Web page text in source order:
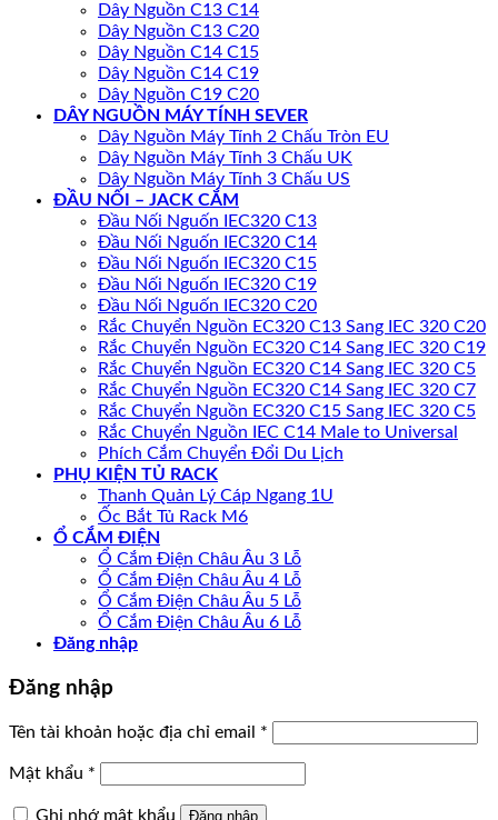
Dây Nguồn C13 C14
Dây Nguồn C13 C20
Dây Nguồn C14 C15
Dây Nguồn C14 C19
Dây Nguồn C19 C20
DÂY NGUỒN MÁY TÍNH SEVER
Dây Nguồn Máy Tính 2 Chấu Tròn EU
Dây Nguồn Máy Tính 3 Chấu UK
Dây Nguồn Máy Tính 3 Chấu US
ĐẦU NỐI – JACK CẮM
Đầu Nối Nguốn IEC320 C13
Đầu Nối Nguốn IEC320 C14
Đầu Nối Nguốn IEC320 C15
Đầu Nối Nguốn IEC320 C19
Đầu Nối Nguốn IEC320 C20
Rắc Chuyển Nguồn EC320 C13 Sang IEC 320 C20
Rắc Chuyển Nguồn EC320 C14 Sang IEC 320 C19
Rắc Chuyển Nguồn EC320 C14 Sang IEC 320 C5
Rắc Chuyển Nguồn EC320 C14 Sang IEC 320 C7
Rắc Chuyển Nguồn EC320 C15 Sang IEC 320 C5
Rắc Chuyển Nguồn IEC C14 Male to Universal
Phích Cắm Chuyển Đổi Du Lịch
PHỤ KIỆN TỦ RACK
Thanh Quản Lý Cáp Ngang 1U
Ốc Bắt Tủ Rack M6
Ổ CẮM ĐIỆN
Ổ Cắm Điện Châu Âu 3 Lỗ
Ổ Cắm Điện Châu Âu 4 Lỗ
Ổ Cắm Điện Châu Âu 5 Lỗ
Ổ Cắm Điện Châu Âu 6 Lỗ
Đăng nhập
Đăng nhập
Tên tài khoản hoặc địa chỉ email *
Mật khẩu *
Ghi nhớ mật khẩu Đăng nhập